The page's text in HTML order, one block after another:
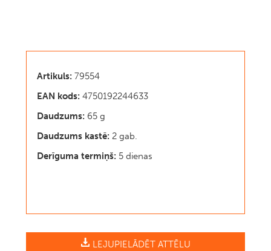
Artikuls: 79554
EAN kods: 4750192244633
Daudzums: 65 g
Daudzums kastē: 2 gab.
Derīguma termiņš: 5 dienas
LEJUPIELĀDĒT ATTĒLU